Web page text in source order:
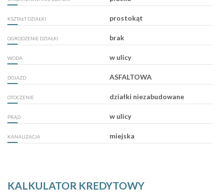
KSZTAŁT DZIAŁKI prostokąt
OGRODZENIE DZIAŁKI brak
WODA w ulicy
DOJAZD ASFALTOWA
OTOCZENIE działki niezabudowane
PRĄD w ulicy
KANALIZACJA miejska
KALKULATOR KREDYTOWY